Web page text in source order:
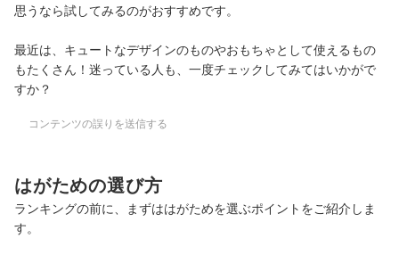
思うなら試してみるのがおすすめです。
最近は、キュートなデザインのものやおもちゃとして使えるもの
もたくさん！迷っている人も、一度チェックしてみてはいかがで
すか？
コンテンツの誤りを送信する
はがための選び方
ランキングの前に、まずははがためを選ぶポイントをご紹介しま
す。